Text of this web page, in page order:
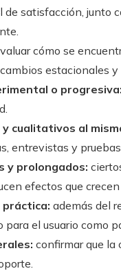
satisfacción, junto
cómo se
estacionales y
o progresiva:
cualitativos al
entrevistas y pruebas
y prolongados:
efectos que
además del
el usuario como
confirmar que